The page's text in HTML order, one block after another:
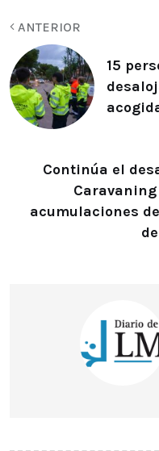
ANTERIOR
15
Continúa el
acumulaciones